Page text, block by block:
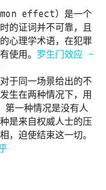
effect）是一个
的证词并不可靠，且
心理学术语，在犯罪
使用。 罗生门效应 -
于同一场景给出的不
生在两种情况下，用
第一种情况是没有人
是来自权威人士的压
，迫使结束这一切。